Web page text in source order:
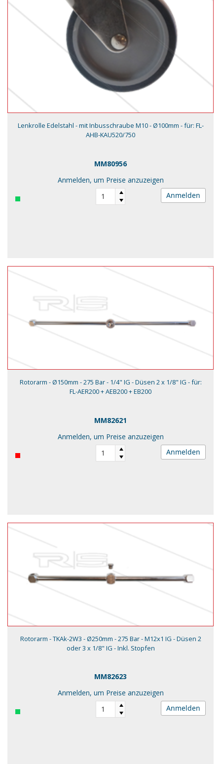
Lenkrolle Edelstahl - mit Inbusschraube M10 - Ø100mm - für: FL-
AHB-KAU520/750
MM80956
Anmelden, um Preise anzuzeigen
Anmelden
Rotorarm - Ø150mm - 275 Bar - 1/4" IG - Düsen 2 x 1/8" IG - für:
FL-AER200 + AEB200 + EB200
MM82621
Anmelden, um Preise anzuzeigen
Anmelden
Rotorarm - TKAk-2W3 - Ø250mm - 275 Bar - M12x1 IG - Düsen 2
oder 3 x 1/8" IG - Inkl. Stopfen
MM82623
Anmelden, um Preise anzuzeigen
Anmelden